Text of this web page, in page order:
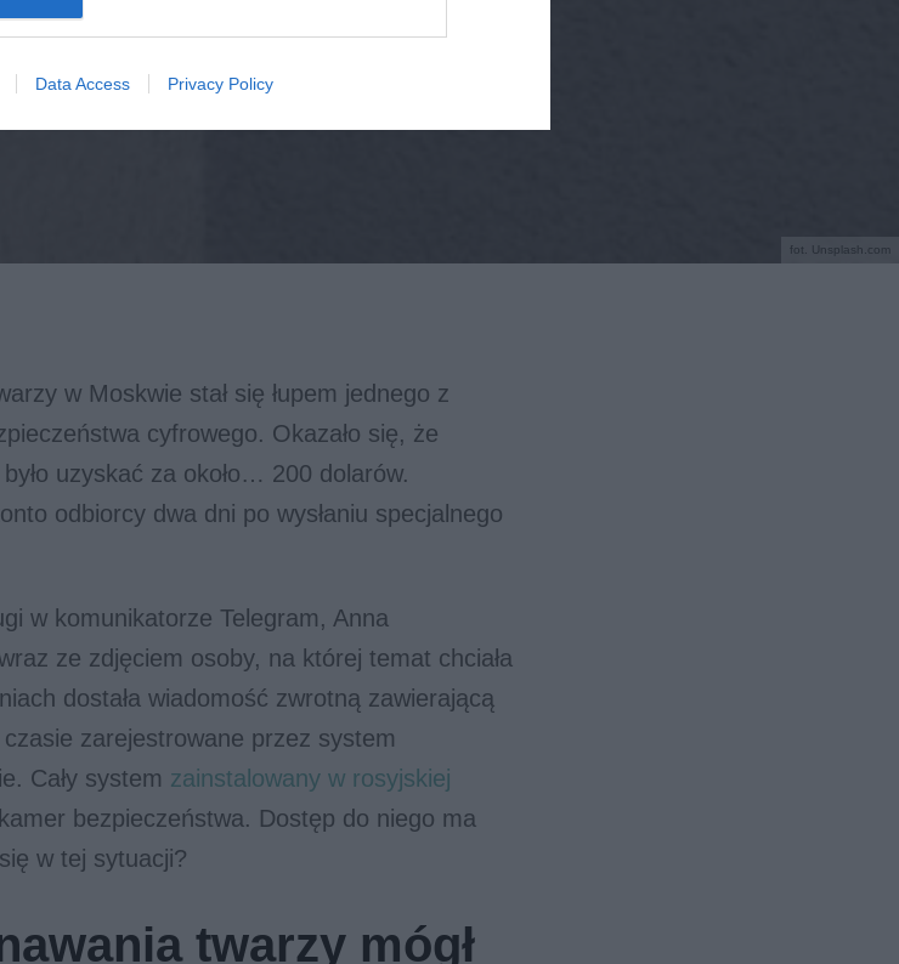
Data Access Privacy Policy
fot. Unsplash.com
w Moskwie stał się łupem jednego z
cyfrowego. Okazało się, że
uzyskać za około… 200 dolarów.
odbiorcy dwa dni po wysłaniu specjalnego
w komunikatorze Telegram, Anna
ze zdjęciem osoby, na której temat chciała
dostała wiadomość zwrotną zawierającą
zarejestrowane przez system
Cały system zainstalowany w rosyjskiej
bezpieczeństwa. Dostęp do niego ma
w tej sytuacji?
twarzy mógł